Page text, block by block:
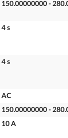
150.00000000 -
4 s
4 s
AC
150.00000000 -
10 A